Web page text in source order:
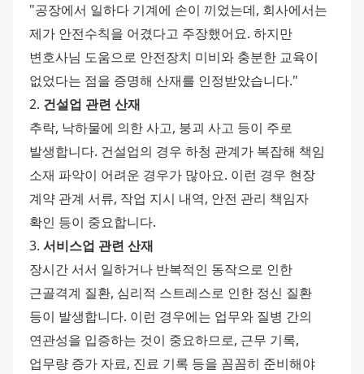
"공장에서 일하다 기계에 손이 끼었는데, 회사에서는
제가 안전수칙을 어겼다고 주장했어요. 하지만
변호사님 도움으로 안전장치 미비와 충분한 교육이
없었다는 점을 증명해 산재를 인정받았습니다."
2. 건설업 관련 산재
추락, 낙하물에 의한 사고, 붕괴 사고 등이 주로
발생합니다. 건설업의 경우 하청 관계가 복잡해 책임
소재 파악이 어려운 경우가 많아요. 이런 경우 현장
계약 관계 서류, 작업 지시 내역, 안전 관리 책임자
확인 등이 중요합니다.
3. 서비스업 관련 산재
장시간 서서 일하거나 반복적인 동작으로 인한
근골격계 질환, 심리적 스트레스로 인한 정신 질환
등이 발생합니다. 이런 경우에는 업무와 질병 간의
연관성을 입증하는 것이 중요하므로, 근무 기록,
업무량 증가 자료, 진료 기록 등을 꼼꼼히 준비해야